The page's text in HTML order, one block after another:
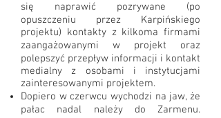
się naprawić pozrywane (po
opuszczeniu przez Karpińskiego
projektu) kontakty z kilkoma firmami
zaangażowanymi w projekt oraz
polepszyć przepływ informacji i kontakt
medialny z osobami i instytucjami
zainteresowanymi projektem.
Dopiero w czerwcu wychodzi na jaw, że
pałac nadal należy do Zarmenu.